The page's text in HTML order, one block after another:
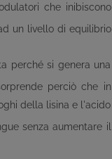
che inibiscono
un livello di equilibrio
perché si genera una
perciò che in
della lisina e l'acido
senza aumentare il